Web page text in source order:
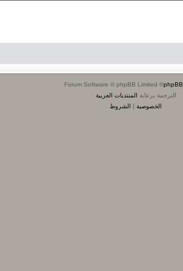
phpBB
® Forum Software © phpBB Limited
الترجمة برعاية المنتديات العربية
الخصوصية | الشروط